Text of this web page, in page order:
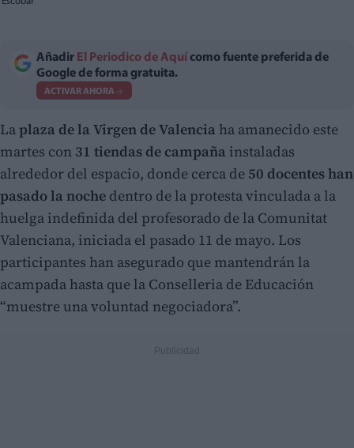
Añadir El Periodico de Aquí como fuente preferida de
Google de forma gratuita.
ACTIVAR AHORA
Laplaza de la Virgen de Valencia ha amanecido este
martes con 31 tiendas de campaña instaladas
alrededor del espacio, donde cerca de 50 docentes han
pasado la noche dentro de la protesta vinculada a la
huelga indefinida del profesorado de la Comunitat
Valenciana, iniciada el pasado 11 de mayo. Los
participantes han asegurado que mantendrán la
acampada hasta que la Conselleria de Educación
“muestre una voluntad negociadora”.